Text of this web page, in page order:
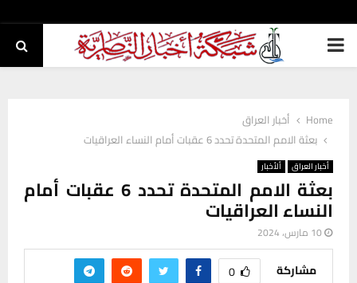
PRIMARY
Home
أخبار العراق
بعثة الامم المتحدة تحدد 6 عقبات أمام النساء العراقيات
أخبار العراق ألأخبار
بعثة الامم المتحدة تحدد 6 عقبات أمام
النساء العراقيات
10 مارس، 2024
مشاركة 0